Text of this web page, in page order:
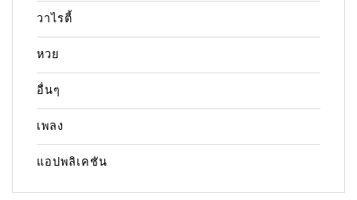
วาไรตี้
หวย
อื่นๆ
เพลง
แอปพลิเคชัน